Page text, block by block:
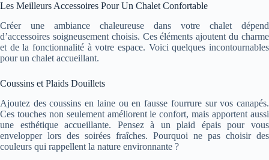
Les Meilleurs Accessoires Pour Un Chalet Confortable
Créer une ambiance chaleureuse dans votre chalet dépend
d’accessoires soigneusement choisis. Ces éléments ajoutent du charme
et de la fonctionnalité à votre espace. Voici quelques incontournables
pour un chalet accueillant.
Coussins et Plaids Douillets
Ajoutez des coussins en laine ou en fausse fourrure sur vos canapés.
Ces touches non seulement améliorent le confort, mais apportent aussi
une esthétique accueillante. Pensez à un plaid épais pour vous
envelopper lors des soirées fraîches. Pourquoi ne pas choisir des
couleurs qui rappellent la nature environnante ?